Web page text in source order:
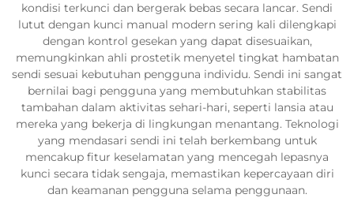
kondisi terkunci dan bergerak bebas secara lancar. Sendi
lutut dengan kunci manual modern sering kali dilengkapi
dengan kontrol gesekan yang dapat disesuaikan,
memungkinkan ahli prostetik menyetel tingkat hambatan
sendi sesuai kebutuhan pengguna individu. Sendi ini sangat
bernilai bagi pengguna yang membutuhkan stabilitas
tambahan dalam aktivitas sehari-hari, seperti lansia atau
mereka yang bekerja di lingkungan menantang. Teknologi
yang mendasari sendi ini telah berkembang untuk
mencakup fitur keselamatan yang mencegah lepasnya
kunci secara tidak sengaja, memastikan kepercayaan diri
dan keamanan pengguna selama penggunaan.